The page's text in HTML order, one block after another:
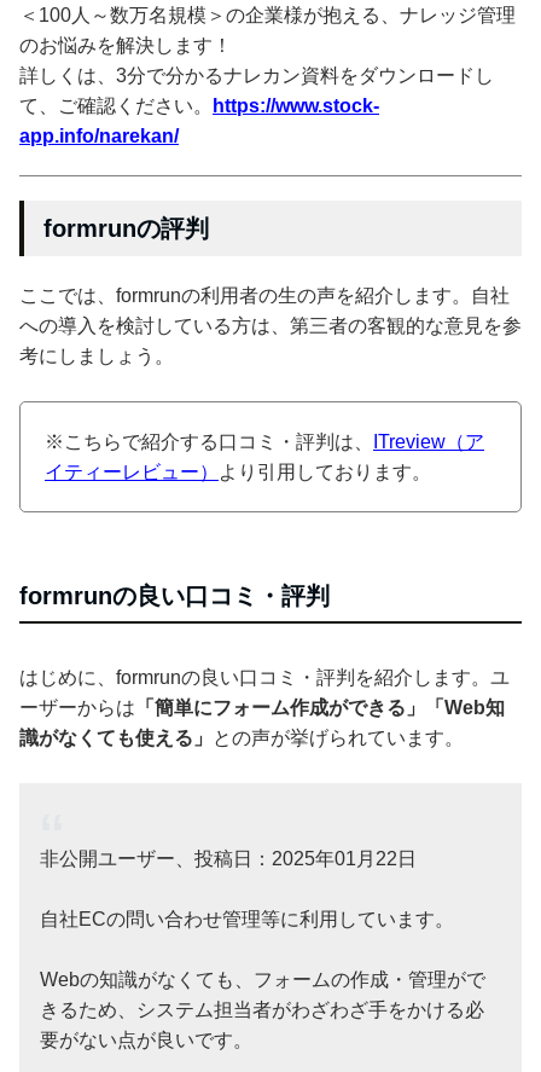
＜100人～数万名規模＞の企業様が抱える、ナレッジ管理
のお悩みを解決します！
詳しくは、3分で分かるナレカン資料をダウンロードし
て、ご確認ください。
https://www.stock-
app.info/narekan/
formrunの評判
ここでは、formrunの利用者の生の声を紹介します。自社
への導入を検討している方は、第三者の客観的な意見を参
考にしましょう。
※こちらで紹介する口コミ・評判は、
ITreview（ア
イティーレビュー）
より引用しております。
formrunの良い口コミ・評判
はじめに、formrunの良い口コミ・評判を紹介します。ユ
ーザーからは 「簡単にフォーム作成ができる」「Web知
識がなくても使える」
との声が挙げられています。
非公開ユーザー、投稿日：2025年01月22日
自社ECの問い合わせ管理等に利用しています。
Webの知識がなくても、フォームの作成・管理がで
きるため、システム担当者がわざわざ手をかける必
要がない点が良いです。